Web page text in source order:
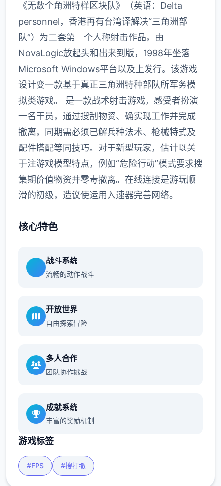
《无数个角洲特样区块队》（英语：Delta
personnel，香港再有台湾译解决“三角洲部
队”）为三套第一个人称射击作品，由
NovaLogic放起头和出来到版，1998年坐落
Microsoft Windows平台以及上发行。该游戏
设计变一款基于真正三角洲特种部队所军务模
拟类游戏。 是一款战术射击游戏，感受者扮演
一名干员，通过搜刮物资、确实现工作并完成
撤离，同期需必须已解兵种法术、枪械特式及
配件搭配等同技巧。对于新型玩家，估计以关
于注游戏模型特点，例如“危险行动”模式要求搜
集期价值物资并零毒撤离。在线连接是游玩顺
滑的初级，造议使运用入速器完善网络。
核心特色
战斗系统
流畅的动作战斗
开放世界
自由探索冒险
多人合作
团队协作挑战
成就系统
丰富的奖励机制
游戏标签
#FPS #搜打撤